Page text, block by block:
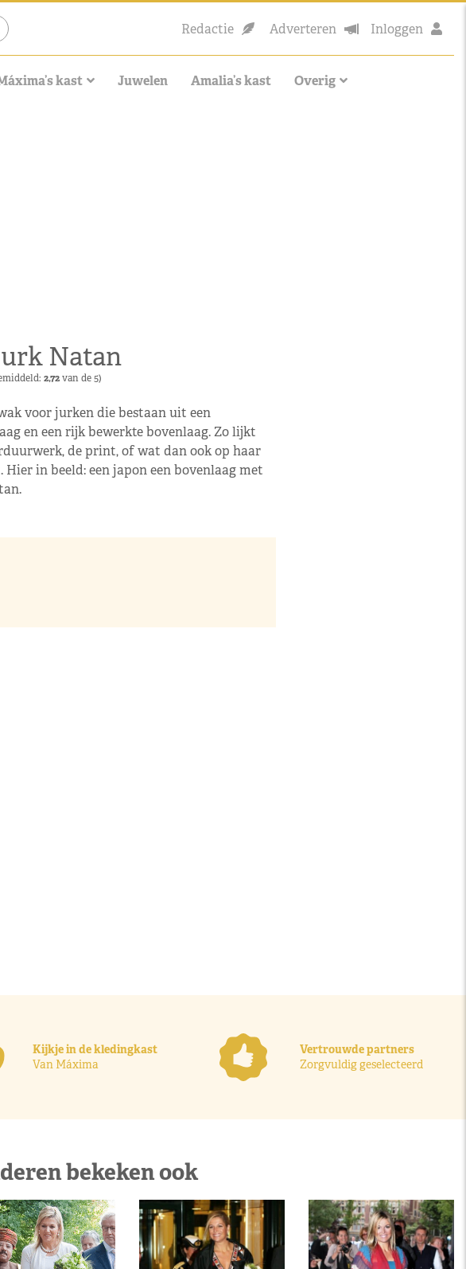
Redactie Adverteren Inloggen
kast Juwelen Amalia’s kast Overig
Natan
2,72van de 5)
voor jurken die bestaan uit een
en een rijk bewerkte bovenlaag. Zo lijkt
de print, of wat dan ook op haar
in beeld: een japon een bovenlaag met
Kijkje in de kledingkast
Van Máxima
Vertrouwde partners
Zorgvuldig geselecteerd
bekeken ook